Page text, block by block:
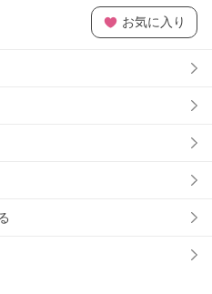
お気に入り